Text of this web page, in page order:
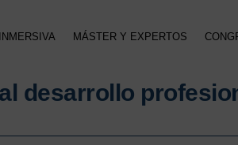
MÁSTER Y EXPERTOS
desarrollo